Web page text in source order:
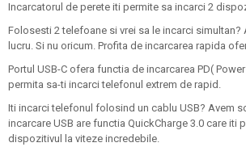
Incarcatorul de perete iti permite sa incarci 2
Folosesti 2 telefoane si vrei sa le incarci
lucru. Si nu oricum. Profita de incarcarea rapida
Portul USB-C ofera functia de incarcarea PD(
permita sa-ti incarci telefonul extrem de rapid.
Iti incarci telefonul folosind un cablu USB? Avem
incarcare USB are functia QuickCharge 3.0 care iti
dispozitivul la viteze incredebile.